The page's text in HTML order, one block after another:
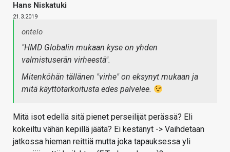
Hans Niskatuki
21.3.2019
ontelo
"HMD Globalin mukaan kyse on yhden
valmistuserän virheestä".
Mitenköhän tällänen "virhe" on eksynyt mukaan ja
mitä käyttötarkoitusta edes palvelee.
Mitä isot edellä sitä pienet perseilijät perässä? Eli
kokeiltu vähän kepillä jäätä? Ei kestänyt -> Vaihdetaan
jatkossa hieman reittiä mutta joka tapauksessa yli